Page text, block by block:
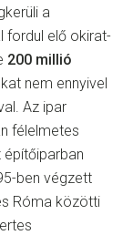
a
fordul elő okirat-
200 millió
nem ennyivel
Az ipar
félelmetes
ben végzett
Róma közötti